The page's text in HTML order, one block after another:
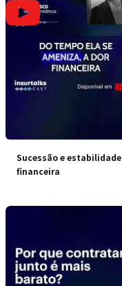
Sucessão e estabilidade
financeira